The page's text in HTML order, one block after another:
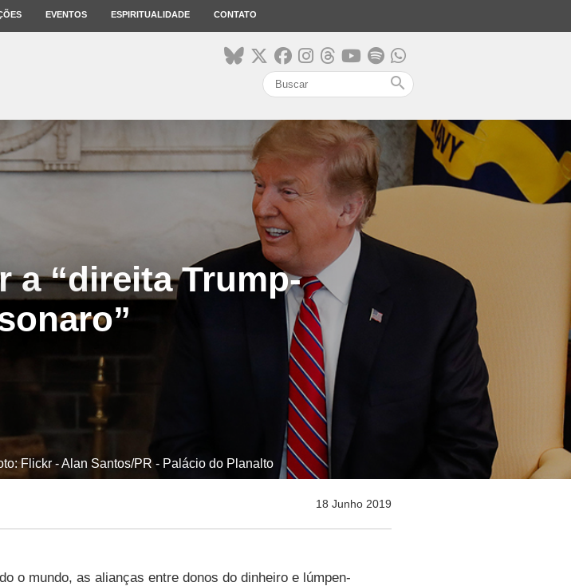
EVENTOS ESPIRITUALIDADE CONTATO
search
a “direita Trump-
Flickr - Alan Santos/PR - Palácio do Planalto
18 Junho 2019
o mundo, as alianças entre donos do dinheiro e lúmpen-